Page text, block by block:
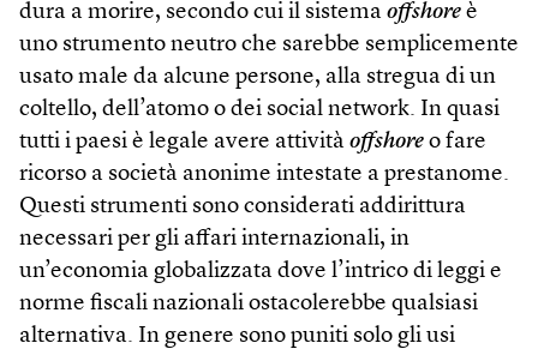
dura a morire, secondo cui il sistema off­shore è
uno strumento neutro che sarebbe semplicemente
usato male da alcune persone, alla stregua di un
coltello, dell’atomo o dei social network. In quasi
tutti i paesi è legale avere attività off­shore o fare
ricorso a società anonime intestate a prestanome.
Questi strumenti sono considerati addirittura
necessari per gli affari internazionali, in
un’economia globalizzata dove l’intrico di leggi e
norme fiscali nazionali ostacolerebbe qualsiasi
alternativa. In genere sono puniti solo gli usi